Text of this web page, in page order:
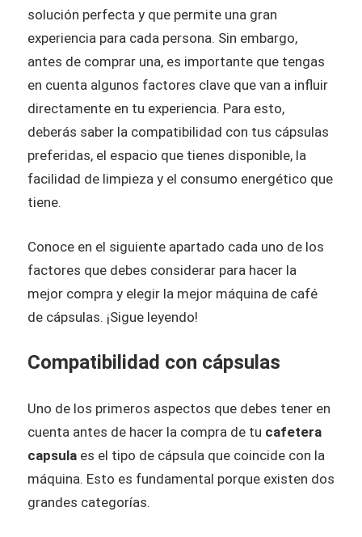
solución perfecta y que permite una gran
experiencia para cada persona. Sin embargo,
antes de comprar una, es importante que tengas
en cuenta algunos factores clave que van a influir
directamente en tu experiencia. Para esto,
deberás saber la compatibilidad con tus cápsulas
preferidas, el espacio que tienes disponible, la
facilidad de limpieza y el consumo energético que
tiene.
Conoce en el siguiente apartado cada uno de los
factores que debes considerar para hacer la
mejor compra y elegir la mejor máquina de café
de cápsulas. ¡Sigue leyendo!
Compatibilidad con cápsulas
Uno de los primeros aspectos que debes tener en
cuenta antes de hacer la compra de tu cafetera
capsula es el tipo de cápsula que coincide con la
máquina. Esto es fundamental porque existen dos
grandes categorías.